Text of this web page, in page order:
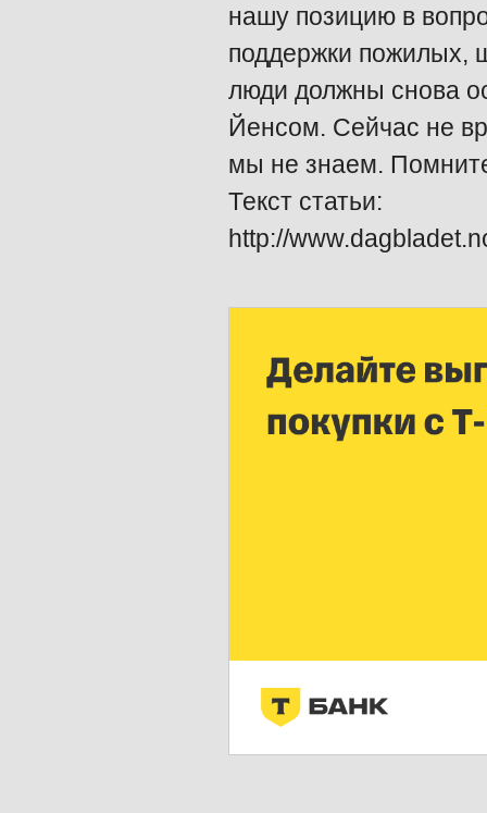
нашу позицию в
поддержки пожилых,
люди должны снова
Йенсом. Сейчас не
мы не знаем.
Текст статьи:
http://